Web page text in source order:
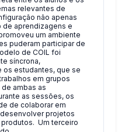
relevantes de
não apenas
de aprendizagens e
um ambiente
puderam participar de
de COIL foi
síncrona,
os estudantes, que se
em grupos
ambas as
as sessões, os
de colaborar em
projetos
Um terceiro